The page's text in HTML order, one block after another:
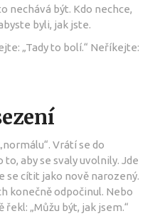
nechává být. Kdo nechce,
byli, jak jste.
„Tady to bolí.“ Neříkejte:
Vrátí se do
aby se svaly uvolnily. Jde
se cítit jako nově narozený.
konečně odpočinul. Nebo
„Můžu být, jak jsem.“